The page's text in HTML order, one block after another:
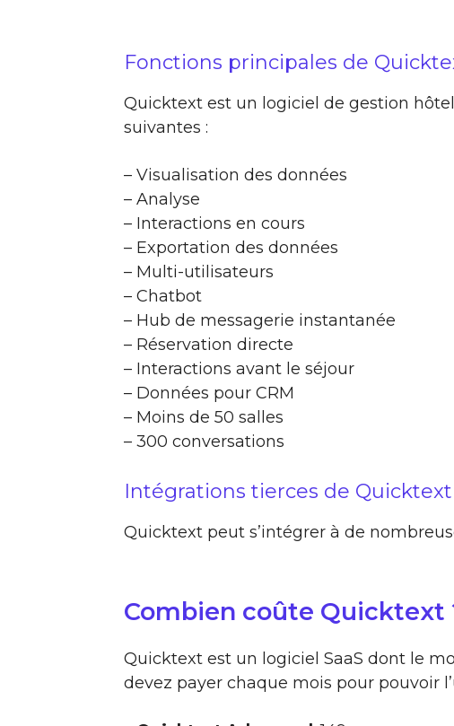
Fonctions principales de
Quicktext est un logiciel de gestion
suivantes :
– Visualisation des données
– Analyse
– Interactions en cours
– Exportation des données
– Multi-utilisateurs
– Chatbot
– Hub de messagerie instantanée
– Réservation directe
– Interactions avant le séjour
– Données pour CRM
– Moins de 50 salles
– 300 conversations
Intégrations tierces de Quicktext
Quicktext peut s’intégrer à de
Combien coûte Quicktext
Quicktext est un logiciel SaaS dont le
devez payer chaque mois pour pouvoir